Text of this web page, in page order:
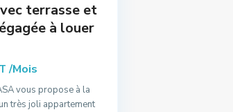
terrasse et
à louer
/Mois
vous propose à la
très joli appartement